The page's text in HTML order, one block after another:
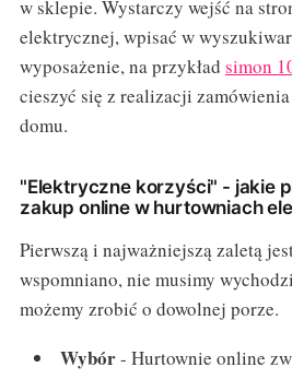
w sklepie. Wystarczy wejść na
elektrycznej, wpisać w
wyposażenie, na przykład simon
cieszyć się z realizacji
domu.
"Elektryczne korzyści" - jakie
zakup online w hurtowniach
Pierwszą i najważniejszą zaletą
wspomniano, nie musimy
możemy zrobić o dowolnej porze.
Wybór- Hurtownie online